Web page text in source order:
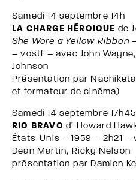
Samedi 14 septembre 14h
LA CHARGE HÉROIQUE de
She Wore a Yellow Ribbon
– vostf – avec John
Johnson
Présentation par
et formateur de cinéma)
Samedi 14 septembre 17h45
RIO BRAVO d’ Howard
États-Unis – 1959 – 2h21
Dean Martin, Ricky Nelson
présentation par Damien